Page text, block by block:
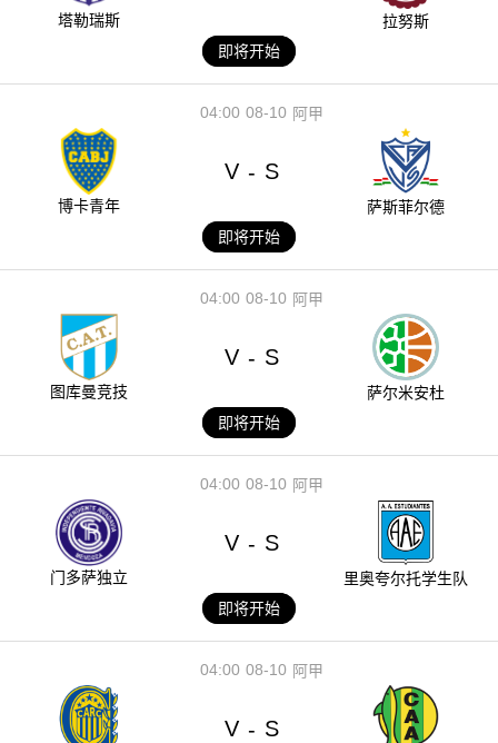
塔勒瑞斯
拉努斯
即将开始
08-10
04:00 阿甲
博卡青年
V - S
萨斯菲尔德
即将开始
08-10
04:00 阿甲
图库曼竞技
V - S
萨尔米安杜
即将开始
08-10
04:00 阿甲
门多萨独立
V - S
里奥夸尔托学生队
即将开始
08-10
04:00 阿甲
V - S